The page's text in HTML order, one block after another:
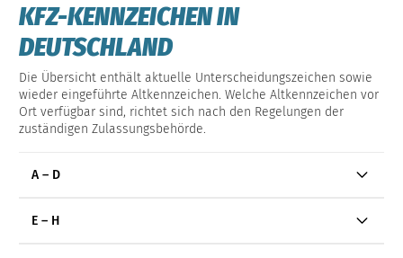
KFZ-KENNZEICHEN IN
DEUTSCHLAND
Die Übersicht enthält aktuelle Unterscheidungszeichen sowie
wieder eingeführte Altkennzeichen. Welche Altkennzeichen vor
Ort verfügbar sind, richtet sich nach den Regelungen der
zuständigen Zulassungsbehörde.
A – D
E – H